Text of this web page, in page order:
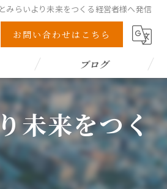
みらいより未来をつくる経営者様へ発信
お問い合わせはこちら
ブログ
未来をつく